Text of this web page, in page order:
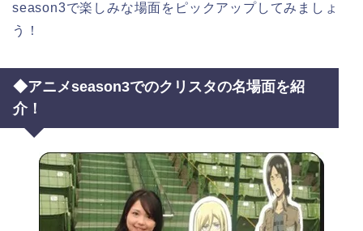
season3で楽しみな場面をピックアップしてみましょ
う！
◆アニメseason3でのクリスタの名場面を紹
介！